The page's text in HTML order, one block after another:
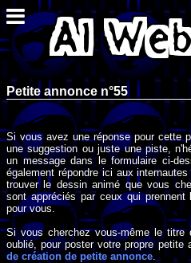
Petite annonce n°55
Si vous avez une réponse pour cette
une suggestion ou juste une piste,
un message dans le formulaire ci-
également répondre ici aux
trouver le dessin animé que vous
sont appréciés par ceux qui
pour vous.
Si vous cherchez vous-même le titre
oublié, pour poster votre propre
de création de petite annonce .